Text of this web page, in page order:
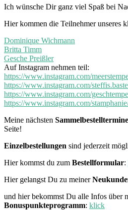
Ich wünsche Dir ganz viel Spaß bei
Hier kommen die Teilnehmer unseres
Dominique Wichmann
Britta Timm
Gesche Preißler
Auf Instagram nehmen teil:
https://www.instagram.com/
https://www.instagram.com/
https://www.instagram.com/
https://www.instagram.com/
Meine nächsten Sammelbestelltermine
Seite!
Einzelbestellungen sind jederzeit
Hier kommst du zum Bestellformular:
Hier gelangst Du zu meiner
und hier bekommst Du alle Infos über
Bonuspunkteprogramm: klick